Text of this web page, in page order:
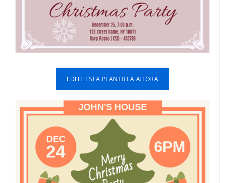
EDITE ESTA PLANTILLA AHORA